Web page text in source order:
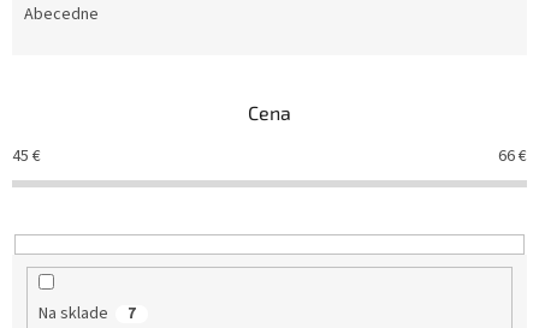
r
o
u
k
Abecedne
Cena
45 € 66€
Na sklade 7